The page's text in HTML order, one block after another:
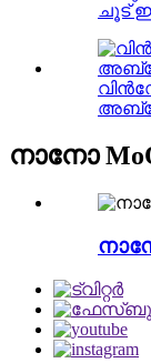
ചൂട്
നാനോ